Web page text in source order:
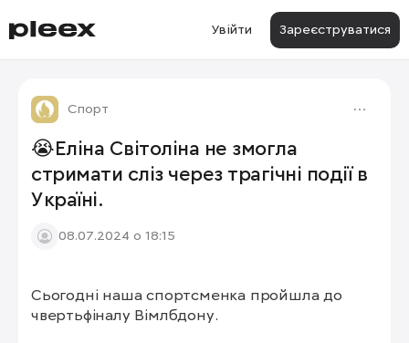
Увійти Зареєструватися
Спорт
😭Еліна Світоліна не змогла
стримати сліз через трагічні події в
Україні.
08.07.2024 о 18:15
Сьогодні наша спортсменка пройшла до
чвертьфіналу Вімлбдону.